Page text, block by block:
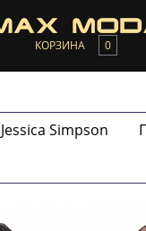
КОРЗИНА 0
Simpson